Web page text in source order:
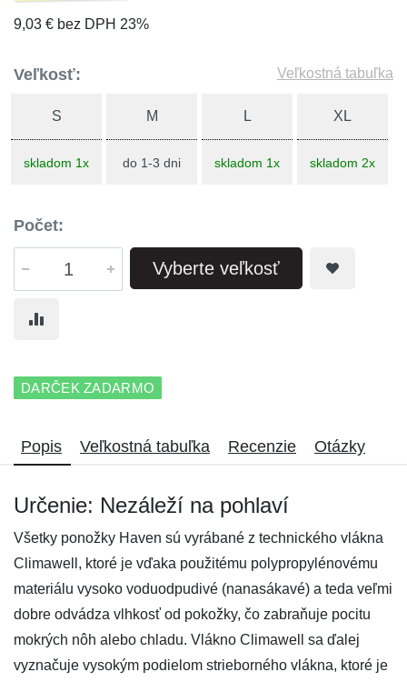
9,03 € bez DPH 23%
Veľkosť: Veľkostná tabuľka
S
skladom 1x
M
do 1-3 dni
L
skladom 1x
XL
skladom 2x
Počet:
Vyberte veľkosť
DARČEK ZADARMO
Popis Veľkostná tabuľka Recenzie Otázky
Určenie: Nezáleží na pohlaví
Všetky ponožky Haven sú vyrábané z technického vlákna
Climawell, ktoré je vďaka použitému polypropylénovému
materiálu vysoko voduodpudivé (nanasákavé) a teda veľmi
dobre odvádza vlhkosť od pokožky, čo zabraňuje pocitu
mokrých nôh alebo chladu. Vlákno Climawell sa ďalej
vyznačuje vysokým podielom strieborného vlákna, ktoré je